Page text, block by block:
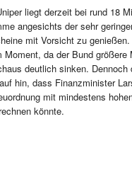
liegt derzeit bei rund 18
angesichts der sehr
mit Vorsicht zu
da der Bund größere
deutlich sinken. Dennoch
hin, dass Finanzminister
mit mindestens
könnte.